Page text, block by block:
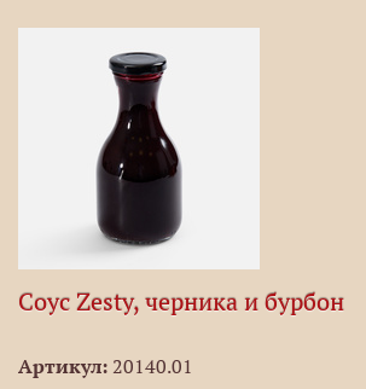
Соус Zesty, черника и бурбон
Артикул: 20140.01